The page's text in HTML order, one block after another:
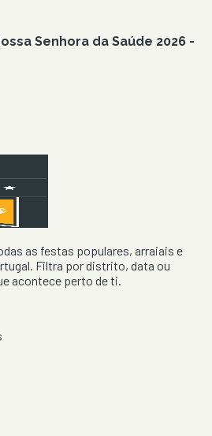
Senhora da Saúde 2026 -
as festas populares, arraiais e
Filtra por distrito, data ou
acontece perto de ti.